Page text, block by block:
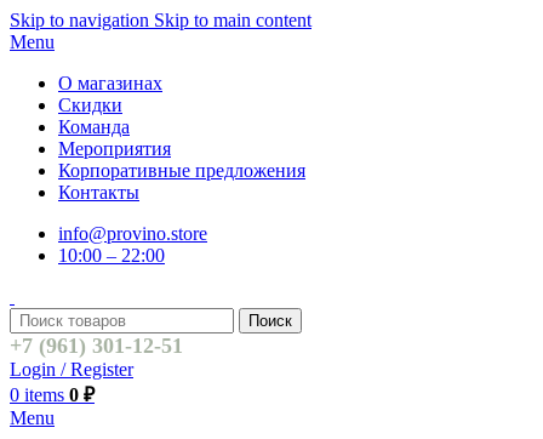
Skip to navigation Skip to main content
Menu
О магазинах
Скидки
Команда
Мероприятия
Корпоративные предложения
Контакты
info@provino.store
10:00 – 22:00
Поиск
+7 (961) 301-12-51
Login / Register
0 items 0 ₽
Menu